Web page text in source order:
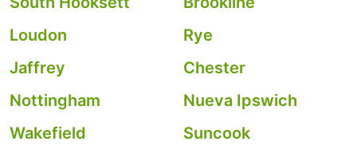
Loudon
Rye
Jaffrey
Chester
Nottingham
Nueva Ipswich
Wakefield
Suncook